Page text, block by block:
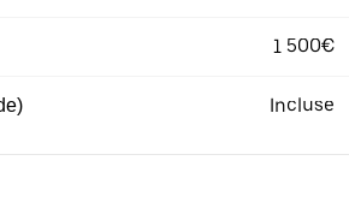
1 500€
Incluse